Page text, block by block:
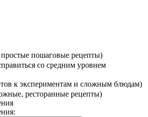
пошаговые рецепты)
со средним уровнем
к экспериментам и сложным блюдам)
ресторанные рецепты)